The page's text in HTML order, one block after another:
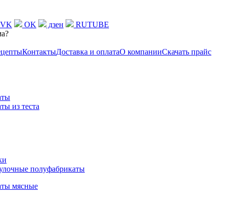
VK OK дзен
RUTUBE
КонтактыДоставка и оплатаО компанииСкачать прайс
из теста
полуфабрикаты
мясные